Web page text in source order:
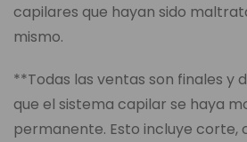
capilares que hayan sido
mismo.
**Todas las ventas son finales y
que el sistema capilar se haya
permanente. Esto incluye corte,